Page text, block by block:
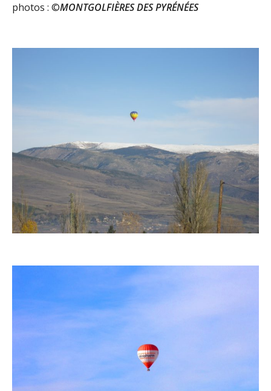
photos : ©MONTGOLFIÈRES DES PYRÉNÉES